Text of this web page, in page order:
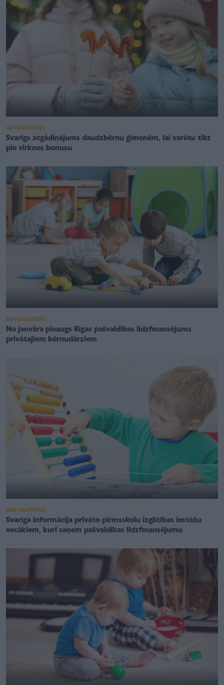
AKTUALITĀTES
Svarīgs atgādinājums daudzbērnu ģimenēm, lai varētu tikt
pie virknes bonusu
AKTUALITĀTES
No janvāra pieaugs Rīgas pašvaldības līdzfinansējums
privātajiem bērnudārziem
AKTUALITĀTES
Svarīga informācija privāto pirmsskolu izglītības iestāžu
vecākiem, kuri saņem pašvaldības līdzfinansējumu